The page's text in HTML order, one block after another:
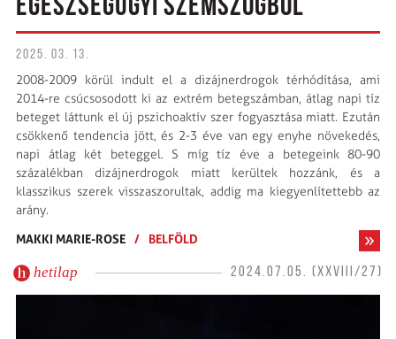
EGÉSZSÉGÜGYI SZEMSZÖGBŐL
2025. 03. 13.
2008-2009 körül indult el a dizájnerdrogok térhódítása, ami
2014-re csúcsosodott ki az extrém betegszámban, átlag napi tíz
beteget láttunk el új pszichoaktív szer fogyasztása miatt. Ezután
csökkenő tendencia jött, és 2-3 éve van egy enyhe növekedés,
napi átlag két beteggel. S míg tíz éve a betegeink 80-90
százalékban dizájnerdrogok miatt kerültek hozzánk, és a
klasszikus szerek visszaszorultak, addig ma kiegyenlítettebb az
arány.
MAKKI MARIE-ROSE / BELFÖLD
hetilap 2024.07.05. (XXVIII/27)